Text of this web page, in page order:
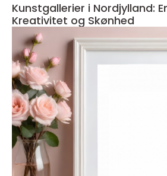
Kunstgallerier i Nordjylland:
Kreativitet og Skønhed